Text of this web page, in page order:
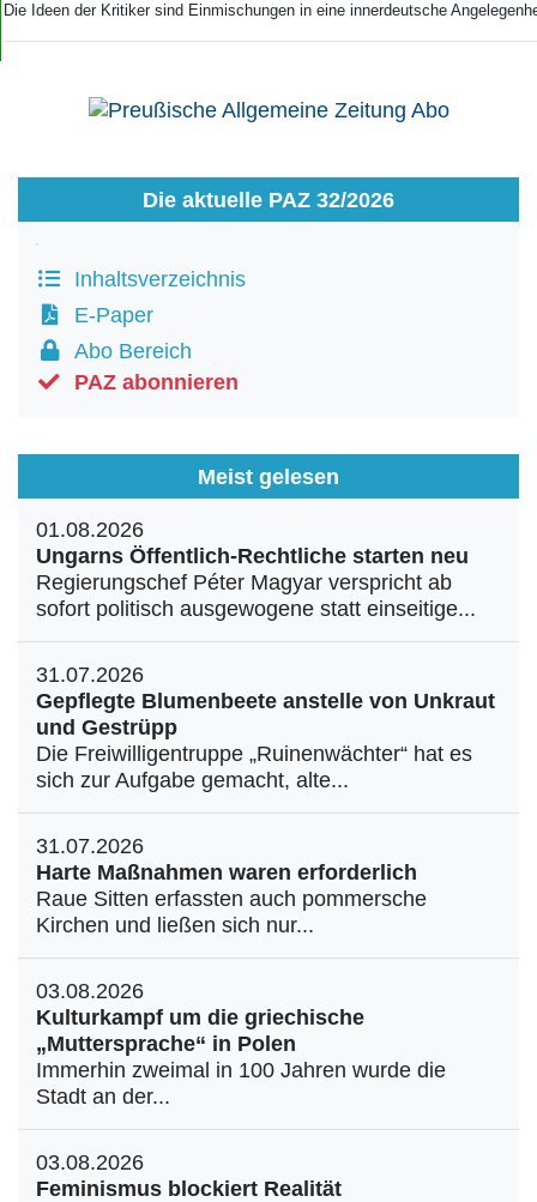
Die Ideen der Kritiker sind Einmischungen in eine innerdeutsche
Die aktuelle PAZ 32/2026
Inhaltsverzeichnis
E-Paper
Abo Bereich
PAZ abonnieren
Meist gelesen
01.08.2026
Ungarns Öffentlich-Rechtliche starten neu
Regierungschef Péter Magyar verspricht ab
sofort politisch ausgewogene statt einseitige...
31.07.2026
Gepflegte Blumenbeete anstelle von Unkraut
und Gestrüpp
Die Freiwilligentruppe „Ruinenwächter“ hat es
sich zur Aufgabe gemacht, alte...
31.07.2026
Harte Maßnahmen waren erforderlich
Raue Sitten erfassten auch pommersche
Kirchen und ließen sich nur...
03.08.2026
Kulturkampf um die griechische
„Muttersprache“ in Polen
Immerhin zweimal in 100 Jahren wurde die
Stadt an der...
03.08.2026
Feminismus blockiert Realität